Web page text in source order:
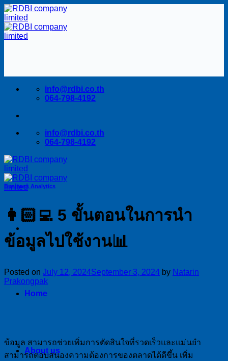
Skip
to
content
info@rdbi.co.th
064-798-4192
info@rdbi.co.th
064-798-4192
Home
About us
Business Analytics
👩🏻‍💻 5 ขั้นตอนในการนำ
ข้อมูลไปใช้งาน📊
Posted on July 12, 2024September 3, 2024 by Natarin
Prakongpak
ข้อมูล สามารถช่วยเพิ่มการตัดสินใจที่รวดเร็วและแม่นยำ
สามารถตอบสนองความต้องการของตลาดได้ดีขึ้น เพิ่ม